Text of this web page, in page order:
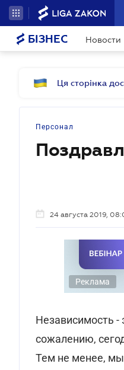
БІЗНЕС Новости
Ця сторінка
Персонал
24 августа 2019,
Реклама
Независимость -
сожалению,
Тем не менее, мы